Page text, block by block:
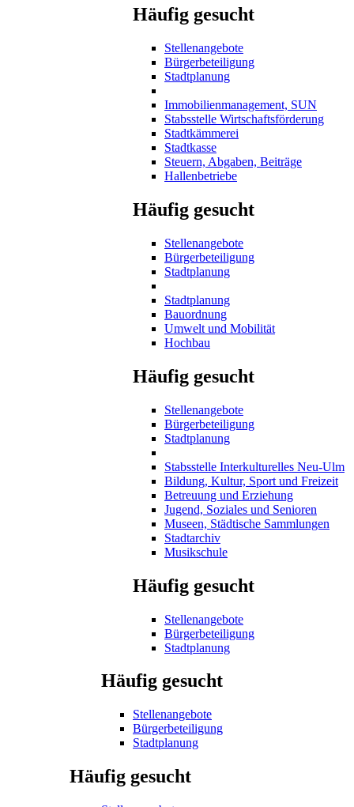
Häufig gesucht
Stellenangebote
Bürgerbeteiligung
Stadtplanung
Immobilienmanagement, SUN
Stabsstelle Wirtschaftsförderung
Stadtkämmerei
Stadtkasse
Steuern, Abgaben, Beiträge
Hallenbetriebe
Häufig gesucht
Stellenangebote
Bürgerbeteiligung
Stadtplanung
Stadtplanung
Bauordnung
Umwelt und Mobilität
Hochbau
Häufig gesucht
Stellenangebote
Bürgerbeteiligung
Stadtplanung
Stabsstelle Interkulturelles Neu-Ulm
Bildung, Kultur, Sport und Freizeit
Betreuung und Erziehung
Jugend, Soziales und Senioren
Museen, Städtische Sammlungen
Stadtarchiv
Musikschule
Häufig gesucht
Stellenangebote
Bürgerbeteiligung
Stadtplanung
Häufig gesucht
Stellenangebote
Bürgerbeteiligung
Stadtplanung
Häufig gesucht